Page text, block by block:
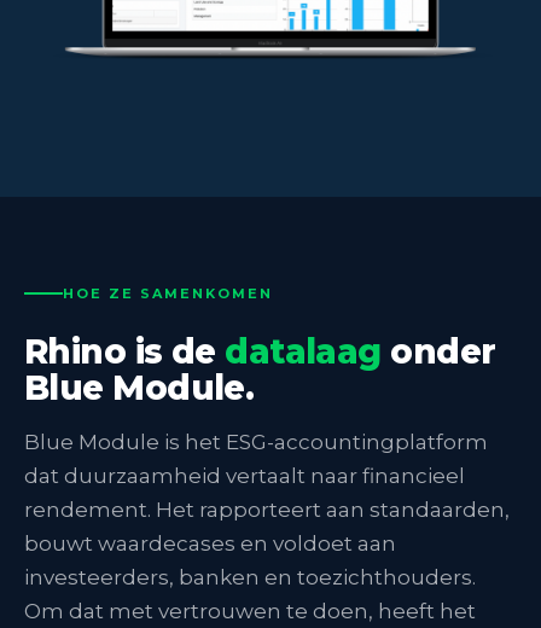
HOE ZE SAMENKOMEN
Rhino is de datalaag onder
Blue Module.
Blue Module is het ESG-accountingplatform
dat duurzaamheid vertaalt naar financieel
rendement. Het rapporteert aan standaarden,
bouwt waardecases en voldoet aan
investeerders, banken en toezichthouders.
Om dat met vertrouwen te doen, heeft het